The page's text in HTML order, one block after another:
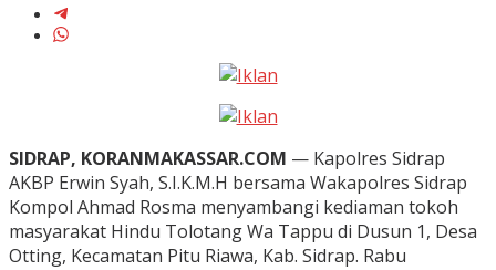
SIDRAP, KORANMAKASSAR.COM — Kapolres Sidrap
AKBP Erwin Syah, S.I.K.M.H bersama Wakapolres Sidrap
Kompol Ahmad Rosma menyambangi kediaman tokoh
masyarakat Hindu Tolotang Wa Tappu di Dusun 1, Desa
Otting, Kecamatan Pitu Riawa, Kab. Sidrap. Rabu